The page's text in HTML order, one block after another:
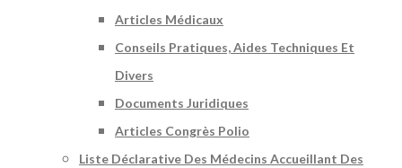
Articles Médicaux
Conseils Pratiques, Aides Techniques Et
Divers
Documents Juridiques
Articles Congrès Polio
Liste Déclarative Des Médecins Accueillant Des